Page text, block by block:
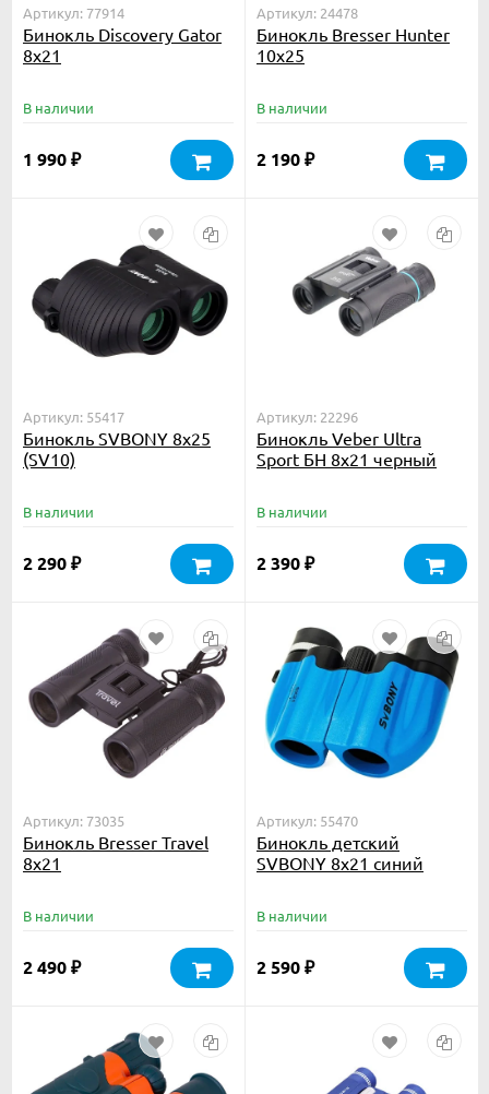
Артикул: 77914
Бинокль Discovery Gator
8x21
В наличии
1 990 ₽
Артикул: 24478
Бинокль Bresser Hunter
10x25
В наличии
2 190 ₽
Артикул: 55417
Бинокль SVBONY 8x25
(SV10)
В наличии
2 290 ₽
Артикул: 22296
Бинокль Veber Ultra
Sport БН 8x21 черный
В наличии
2 390 ₽
Артикул: 73035
Бинокль Bresser Travel
8x21
В наличии
2 490 ₽
Артикул: 55470
Бинокль детский
SVBONY 8x21 синий
В наличии
2 590 ₽